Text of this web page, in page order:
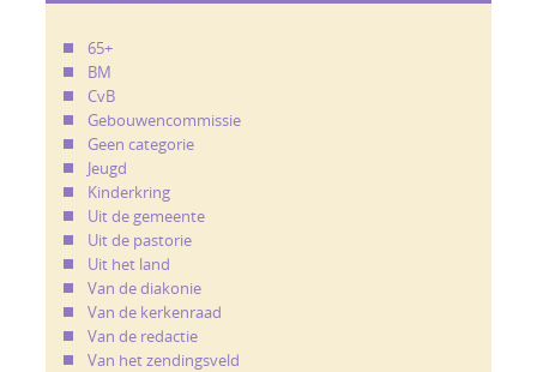
65+
BM
CvB
Gebouwencommissie
Geen categorie
Jeugd
Kinderkring
Uit de gemeente
Uit de pastorie
Uit het land
Van de diakonie
Van de kerkenraad
Van de redactie
Van het zendingsveld